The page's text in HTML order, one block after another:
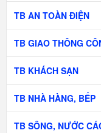
TB AN TOÀN ĐIỆN
TB GIAO THÔNG
TB KHÁCH SẠN
TB NHÀ HÀNG, BẾP
TB SÔNG, NƯỚC